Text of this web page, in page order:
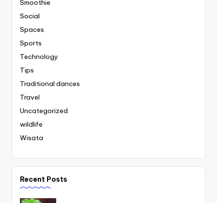
Smoothie
Social
Spaces
Sports
Technology
Tips
Traditional dances
Travel
Uncategorized
wildlife
Wisata
Recent Posts